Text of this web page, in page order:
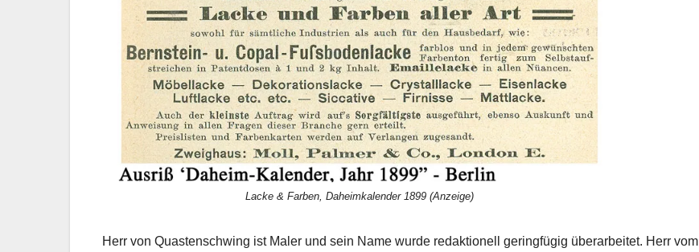
Lacke & Farben, Daheimkalender 1899 (Anzeige)
Herr von Quastenschwing ist Maler und sein Name wurde redaktionell geringfügig überarbeitet. Herr vom